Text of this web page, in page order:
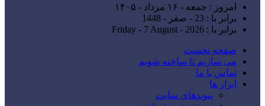
امروز : جمعه - ۱۶ مرداد - ۱۴۰۵
برابر با : 23 - صفر - 1448
برابر با : Friday - 7 August - 2026
صفحه نخست
می سازیم تا ساخته شویم
تماس با ما
ابزار ها
پیوندهای سایت